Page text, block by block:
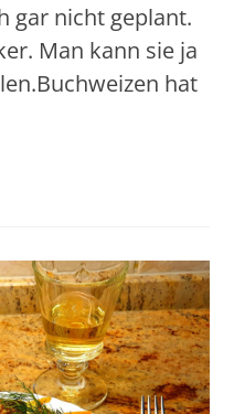
gar nicht geplant.
Man kann sie ja
hat